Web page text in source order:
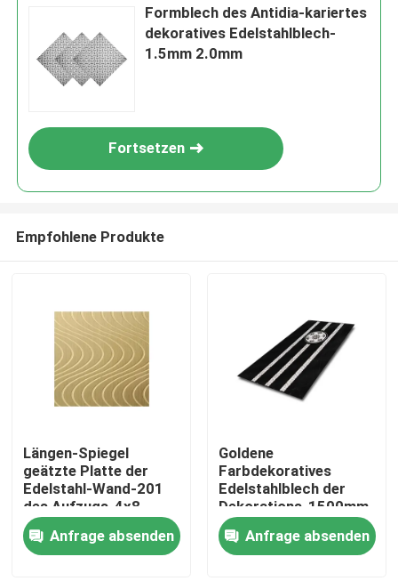
Formblech des Antidia-kariertes
dekoratives Edelstahlblech-
1.5mm 2.0mm
Fortsetzen
Empfohlene Produkte
Längen-Spiegel
geätzte Platte der
Edelstahl-Wand-201
des Aufzugs-4x8
2000mm
Anfrage absenden
Goldene
Farbdekoratives
Edelstahlblech der
Dekorations-1500mm
für Aufzugs-Kabinen
Anfrage absenden